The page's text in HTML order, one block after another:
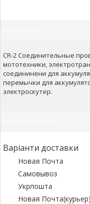
CR-2 Соединительные
мототехники,
соедининени для
перемычки для
электроскутер.
Варіанти доставки
Новая Почта
Самовывоз
Укрпошта
Новая Почта(курьер)